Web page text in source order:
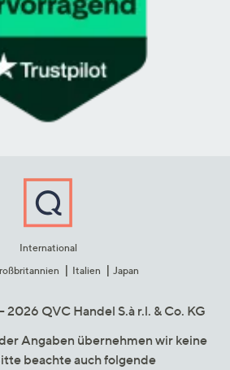
International
Italien Japan
QVC Handel S.à r.l. & Co. KG
Angaben übernehmen wir keine
beachte auch folgende